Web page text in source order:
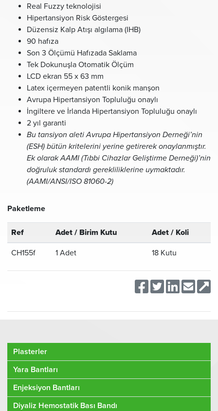
Real Fuzzy teknolojisi
Hipertansiyon Risk Göstergesi
Düzensiz Kalp Atışı algılama (IHB)
90 hafıza
Son 3 Ölçümü Hafızada Saklama
Tek Dokunuşla Otomatik Ölçüm
LCD ekran 55 x 63 mm
Latex içermeyen patentli konik manşon
Avrupa Hipertansiyon Topluluğu onaylı
İngiltere ve İrlanda Hipertansiyon Topluluğu onaylı
2 yıl garanti
Bu tansiyon aleti Avrupa Hipertansiyon Derneği’nin
(ESH) bütün kritelerini yerine getirerek onaylanmıştır.
Ek olarak AAMI (Tıbbi Cihazlar Geliştirme Derneği)’nin
doğruluk standardı gerekliliklerine uymaktadır.
(AAMI/ANSI/ISO 81060-2)
Paketleme
Ref Adet / Birim Kutu Adet / Koli
CH155f 1 Adet 18 Kutu
Plasterler
Yara Bantları
Enjeksiyon Bantları
Diyaliz Hemostatik Bası Bandı